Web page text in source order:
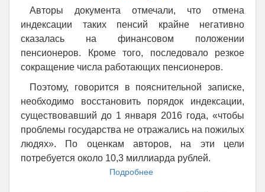
к
«Открытие
холдингу»
Авторы документа отмечали, что отмена
индексации таких пенсий крайне негативно
сказалась на финансовом положении
пенсионеров. Кроме того, последовало резкое
сокращение числа работающих пенсионеров.
Поэтому, говорится в пояснительной записке,
необходимо восстановить порядок индексации,
существовавший до 1 января 2016 года, «чтобы
проблемы государства не отражались на пожилых
людях». По оценкам авторов, на эти цели
потребуется около 10,3 миллиарда рублей.
Подробнеео